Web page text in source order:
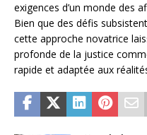
exigences d’un monde des
Bien que des défis
cette approche novatrice
profonde de la justice
rapide et adaptée aux